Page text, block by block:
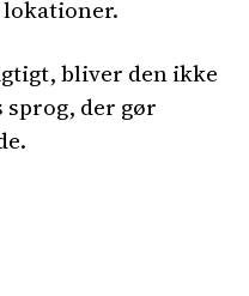
bliver den ikke
der gør